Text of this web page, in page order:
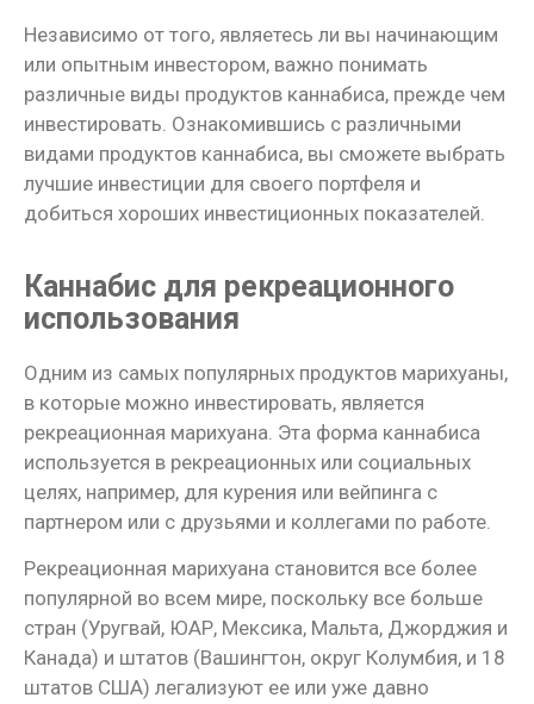
Независимо от того, являетесь ли вы начинающим
или опытным инвестором, важно понимать
различные виды продуктов каннабиса, прежде чем
инвестировать. Ознакомившись с различными
видами продуктов каннабиса, вы сможете выбрать
лучшие инвестиции для своего портфеля и
добиться хороших инвестиционных показателей.
Каннабис для рекреационного
использования
Одним из самых популярных продуктов марихуаны,
в которые можно инвестировать, является
рекреационная марихуана. Эта форма каннабиса
используется в рекреационных или социальных
целях, например, для курения или вейпинга с
партнером или с друзьями и коллегами по работе.
Рекреационная марихуана становится все более
популярной во всем мире, поскольку все больше
стран (Уругвай, ЮАР, Мексика, Мальта, Джорджия и
Канада) и штатов (Вашингтон, округ Колумбия, и 18
штатов США) легализуют ее или уже давно